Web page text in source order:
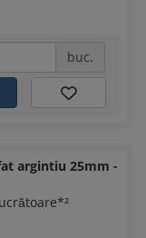
buc.
argintiu 25mm -